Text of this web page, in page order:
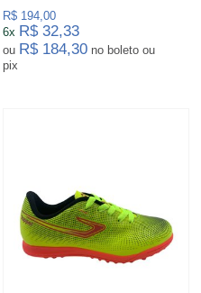
R$ 194,00
6x R$ 32,33
ou R$ 184,30 no boleto ou
pix